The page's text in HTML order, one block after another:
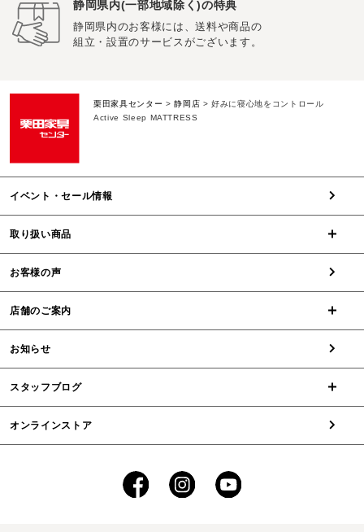
静岡県内(一部地域除く)の特典
静岡県内のお客様には、送料や商品の
組立・設置のサービスがございます。
栗田家具センター >静岡店 >好みに寝心地をコントロール
Active Sleep MATTRESS
イベント・セール情報
取り扱い商品
お客様の声
店舗のご案内
お知らせ
スタッフブログ
オンラインストア